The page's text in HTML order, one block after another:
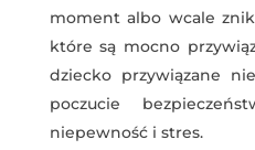
moment albo wcale
które są mocno
dziecko przywiązane
poczucie
niepewność i stres.